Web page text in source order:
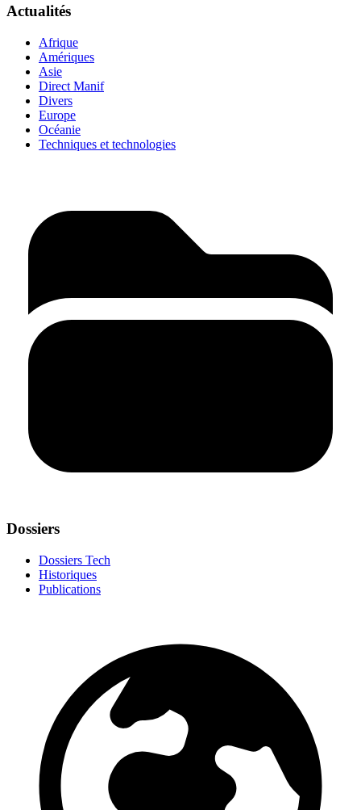
Actualités
Afrique
Amériques
Asie
Direct Manif
Divers
Europe
Océanie
Techniques et technologies
Dossiers
Dossiers Tech
Historiques
Publications